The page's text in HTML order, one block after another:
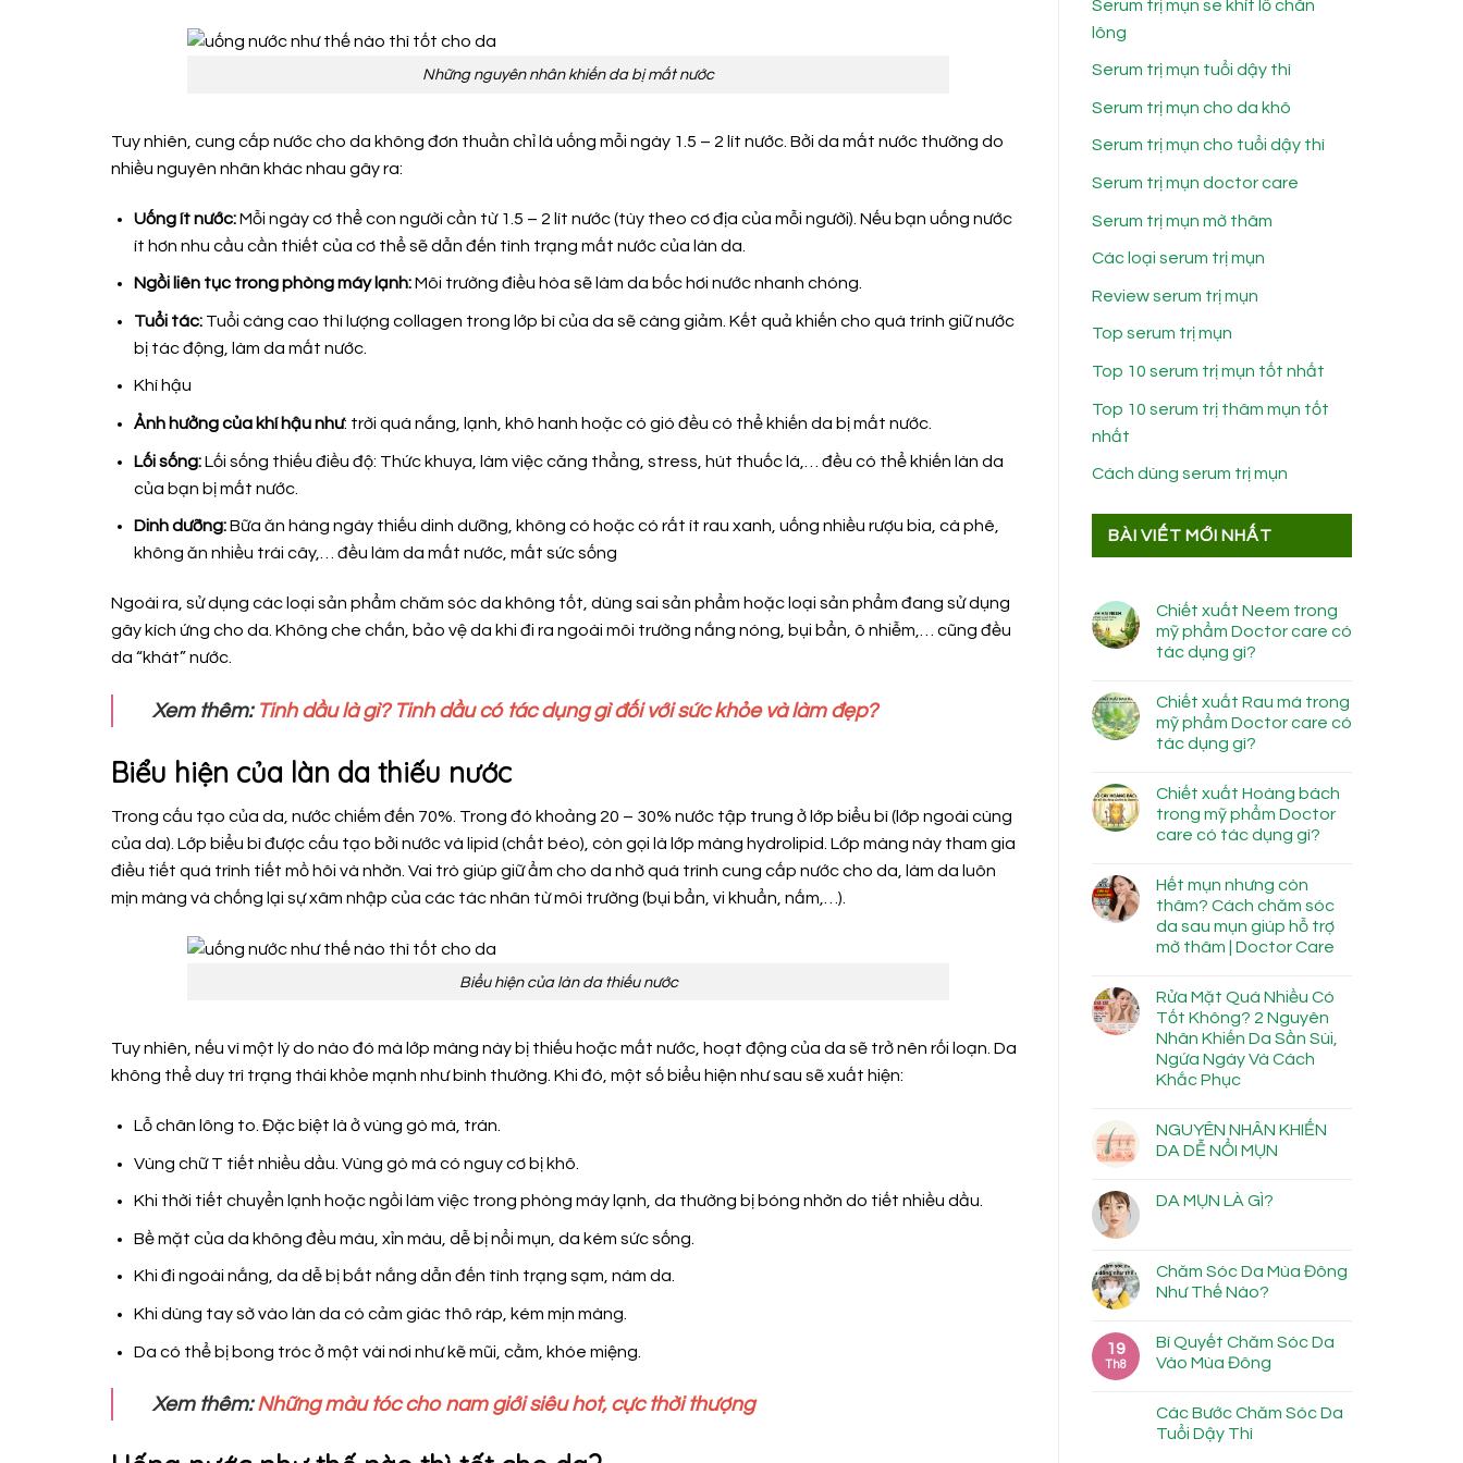
Những nguyên nhân khiến da bị mất nước
Tuy nhiên, cung cấp nước cho da không đơn thuần chỉ là uống mỗi ngày 1.5 – 2 lít nước. Bởi da mất nước thường do
nhiều nguyên nhân khác nhau gây ra:
Uống ít nước: Mỗi ngày cơ thể con người cần từ 1.5 – 2 lít nước (tùy theo cơ địa của mỗi người). Nếu bạn uống nước
ít hơn nhu cầu cần thiết của cơ thể sẽ dẫn đến tình trạng mất nước của làn da.
Ngồi liên tục trong phòng máy lạnh: Môi trường điều hòa sẽ làm da bốc hơi nước nhanh chóng.
Tuổi tác: Tuổi càng cao thì lượng collagen trong lớp bì của da sẽ càng giảm. Kết quả khiến cho quá trình giữ nước
bị tác động, làm da mất nước.
Khí hậu
Ảnh hưởng của khí hậu như: trời quá nắng, lạnh, khô hanh hoặc có gió đều có thể khiến da bị mất nước.
Lối sống: Lối sống thiếu điều độ: Thức khuya, làm việc căng thẳng, stress, hút thuốc lá,… đều có thể khiến làn da
của bạn bị mất nước.
Dinh dưỡng: Bữa ăn hàng ngày thiếu dinh dưỡng, không có hoặc có rất ít rau xanh, uống nhiều rượu bia, cà phê,
không ăn nhiều trái cây,… đều làm da mất nước, mất sức sống
Ngoài ra, sử dụng các loại sản phẩm chăm sóc da không tốt, dùng sai sản phẩm hoặc loại sản phẩm đang sử dụng
gây kích ứng cho da. Không che chắn, bảo vệ da khi đi ra ngoài môi trường nắng nóng, bụi bẩn, ô nhiễm,… cũng đều
da “khát” nước.
Xem thêm: Tinh dầu là gì? Tinh dầu có tác dụng gì đối với sức khỏe và làm đẹp?
Biểu hiện của làn da thiếu nước
Trong cấu tạo của da, nước chiếm đến 70%. Trong đó khoảng 20 – 30% nước tập trung ở lớp biểu bì (lớp ngoài cùng
của da). Lớp biểu bì được cấu tạo bởi nước và lipid (chất béo), còn gọi là lớp màng hydrolipid. Lớp màng này tham gia
điều tiết quá trình tiết mồ hôi và nhờn. Vai trò giúp giữ ẩm cho da nhờ quá trình cung cấp nước cho da, làm da luôn
mịn màng và chống lại sự xâm nhập của các tác nhân từ môi trường (bụi bẩn, vi khuẩn, nấm,…).
Biểu hiện của làn da thiếu nước
Tuy nhiên, nếu vì một lý do nào đó mà lớp màng này bị thiếu hoặc mất nước, hoạt động của da sẽ trở nên rối loạn. Da
không thể duy trì trạng thái khỏe mạnh như bình thường. Khi đó, một số biểu hiện như sau sẽ xuất hiện:
Lỗ chân lông to. Đặc biệt là ở vùng gò má, trán.
Vùng chữ T tiết nhiều dầu. Vùng gò má có nguy cơ bị khô.
Khi thời tiết chuyển lạnh hoặc ngồi làm việc trong phòng máy lạnh, da thường bị bóng nhờn do tiết nhiều dầu.
Bề mặt của da không đều màu, xỉn màu, dễ bị nổi mụn, da kém sức sống.
Khi đi ngoài nắng, da dễ bị bắt nắng dẫn đến tình trạng sạm, nám da.
Khi dùng tay sờ vào làn da có cảm giác thô ráp, kém mịn màng.
Da có thể bị bong tróc ở một vài nơi như kẽ mũi, cằm, khóe miệng.
Xem thêm:Những màu tóc cho nam giới siêu hot, cực thời thượng
Serum trị mụn se khít lỗ chân
lông
Serum trị mụn tuổi dậy thì
Serum trị mụn cho da khô
Serum trị mụn cho tuổi dậy thì
Serum trị mụn doctor care
Serum trị mụn mờ thâm
Các loại serum trị mụn
Review serum trị mụn
Top serum trị mụn
Top 10 serum trị mụn tốt nhất
Top 10 serum trị thâm mụn tốt
nhất
Cách dùng serum trị mụn
BÀI VIẾT MỚI NHẤT
Chiết xuất Neem trong
mỹ phẩm Doctor care có
tác dụng gì?
Chiết xuất Rau má trong
mỹ phẩm Doctor care có
tác dụng gì?
Chiết xuất Hoàng bách
trong mỹ phẩm Doctor
care có tác dụng gì?
Hết mụn nhưng còn
thâm? Cách chăm sóc
da sau mụn giúp hỗ trợ
mờ thâm | Doctor Care
Rửa Mặt Quá Nhiều Có
Tốt Không? 2 Nguyên
Nhân Khiến Da Sần Sùi,
Ngứa Ngáy Và Cách
Khắc Phục
NGUYÊN NHÂN KHIẾN
DA DỄ NỔI MỤN
DA MỤN LÀ GÌ?
Chăm Sóc Da Mùa Đông
Như Thế Nào?
19
Th8
Bí Quyết Chăm Sóc Da
Vào Mùa Đông
Các Bước Chăm Sóc Da
Tuổi Dậy Thì